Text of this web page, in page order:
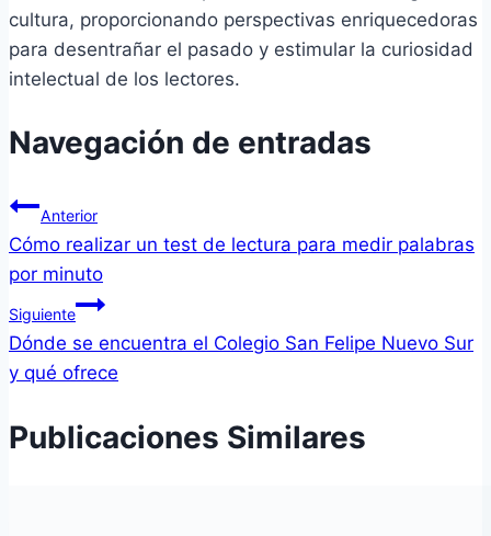
cultura, proporcionando perspectivas enriquecedoras
para desentrañar el pasado y estimular la curiosidad
intelectual de los lectores.
Navegación de entradas
Anterior
Cómo realizar un test de lectura para medir palabras
por minuto
Siguiente
Dónde se encuentra el Colegio San Felipe Nuevo Sur
y qué ofrece
Publicaciones Similares